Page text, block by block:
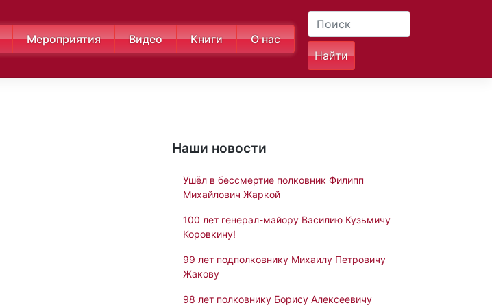
Мероприятия Видео Книги О нас
Наши новости
Ушёл в бессмертие полковник Филипп
Михайлович Жаркой
100 лет генерал-майору Василию Кузьмичу
Коровкину!
99 лет подполковнику Михаилу Петровичу
Жакову
98 лет полковнику Борису Алексеевичу